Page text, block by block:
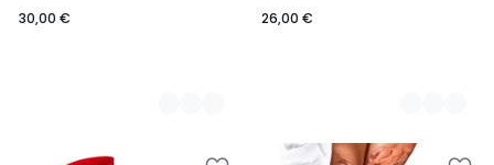
30,00 €
26,00 €